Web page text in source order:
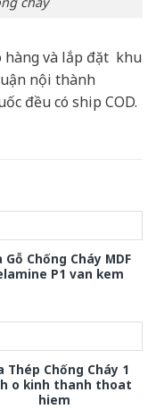
hàng và lắp đặt khu
nội thành
đều có ship COD.
Gỗ Chống Cháy MDF
P1 van kem
Thép Chống Cháy 1
o kinh thanh thoat
hiem